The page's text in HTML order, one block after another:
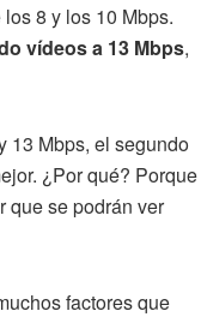
8 y los 10 Mbps.
vídeos a 13 Mbps,
13 Mbps, el segundo
¿Por qué? Porque
que se podrán ver
factores que